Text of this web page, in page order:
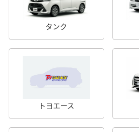
タンク
トヨエース